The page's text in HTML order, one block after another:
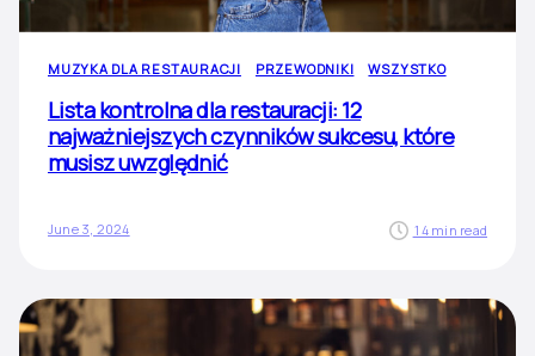
MUZYKA DLA RESTAURACJI PRZEWODNIKI WSZYSTKO
Lista kontrolna dla restauracji: 12
najważniejszych czynników sukcesu, które
musisz uwzględnić
June 3, 2024 14 min read